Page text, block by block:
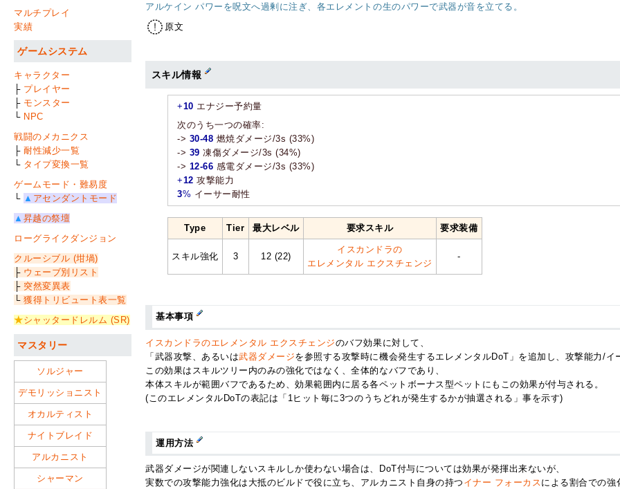
アルケイン パワーを呪文へ過剰に注ぎ、各エレメントの生のパワーで武器が音を立てる。
原文
スキル情報
+10 エナジー予約量
次のうち一つの確率:
-> 30-48 燃焼ダメージ/3s (33%)
-> 39 凍傷ダメージ/3s (34%)
-> 12-66 感電ダメージ/3s (33%)
+12 攻撃能力
3% イーサー耐性
Type Tier 最大レベル 要求スキル 要求装備
スキル強化 3 12 (22)
イスカンドラの
エレメンタル エクスチェンジ
-
基本事項
イスカンドラのエレメンタル エクスチェンジのバフ効果に対して、
「武器攻撃、あるいは武器ダメージを参照する攻撃時に機会発生するエレメンタルDoT」を追加し、攻撃能力/イ
この効果はスキルツリー内のみの強化ではなく、全体的なバフであり、
本体スキルが範囲バフであるため、効果範囲内に居る各ペットボーナス型ペットにもこの効果が付与される。
(このエレメンタルDoTの表記は「1ヒット毎に3つのうちどれが発生するかが抽選される」事を示す)
運用方法
武器ダメージが関連しないスキルしか使わない場合は、DoT付与については効果が発揮出来ないが、
実数での攻撃能力強化は大抵のビルドで役に立ち、アルカニスト自身の持つ イナー フォーカスによる割合での強
マルチプレイ
実績
ゲームシステム
キャラクター
├ プレイヤー
├ モンスター
└ NPC
戦闘のメカニクス
├耐性減少一覧
└ タイプ変換一覧
ゲームモード・難易度
└ ▲ アセンダントモード
▲ 昇越の祭壇
ローグライクダンジョン
クルーシブル (坩堝)
├ ウェーブ別リスト
├ 突然変異表
└獲得トリビュート表一覧
★シャッタードレルム (SR)
マスタリー
ソルジャー
デモリッショニスト
オカルティスト
ナイトブレイド
アルカニスト
シャーマン